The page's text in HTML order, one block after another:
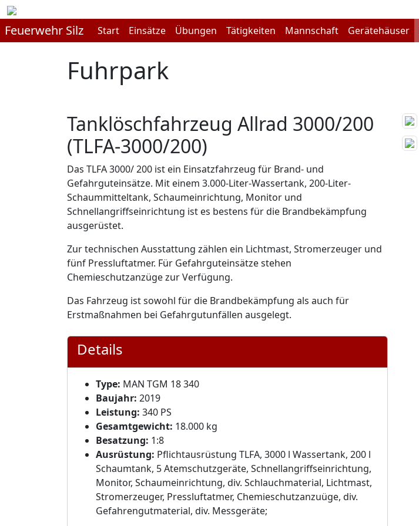
Feuerwehr Silz Start Einsätze Übungen Tätigkeiten Mannschaft Gerätehäuser
Fuhrpark
Tanklöschfahrzeug Allrad 3000/200
(TLFA-3000/200)
Das TLFA 3000/ 200 ist ein Einsatzfahrzeug für Brand- und
Gefahrguteinsätze. Mit einem 3.000-Liter-Wassertank, 200-Liter-
Schaummitteltank, Schaumeinrichtung, Monitor und
Schnellangriffseinrichtung ist es bestens für die Brandbekämpfung
ausgerüstet.
Zur technischen Ausstattung zählen ein Lichtmast, Stromerzeuger und
fünf Pressluftatmer. Für Gefahrguteinsätze stehen
Chemieschutzanzüge zur Verfügung.
Das Fahrzeug ist sowohl für die Brandbekämpfung als auch für
Erstmaßnahmen bei Gefahrgutunfällen ausgelegt.
Details
Type: MAN TGM 18 340
Baujahr: 2019
Leistung: 340 PS
Gesamtgewicht: 18.000 kg
Besatzung: 1:8
Ausrüstung: Pflichtausrüstung TLFA, 3000 l Wassertank, 200 l
Schaumtank, 5 Atemschutzgeräte, Schnellangriffseinrichtung,
Monitor, Schaumeinrichtung, div. Schlauchmaterial, Lichtmast,
Stromerzeuger, Pressluftatmer, Chemieschutzanzuüge, div.
Gefahrengutmaterial, div. Messgeräte;